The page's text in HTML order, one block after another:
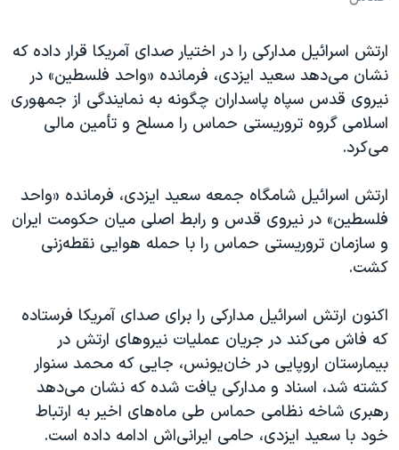
آرشیو پخش زنده
مجموعه مستندهای دادخواهی
دادگاه حمید نوری
چهل سال گروگان‌گیری
قانون شفافیت دارائی کادر رهبری ایران
اسرائیل در جنگ
نرگس محمدی برنده جایزه نوبل صلح
سفر پرزیدنت ترامپ به چین
ارتش اسرائیل مدارکی را در اختیار صدای آمریکا قرار داده که
نشان می‌دهد سعید ایزدی، فرمانده «واحد فلسطین» در
نیروی قدس سپاه پاسداران چگونه به نمایندگی از جمهوری
اسلامی گروه تروریستی حماس را مسلح و تأمین مالی
می‌کرد.
ارتش اسرائیل شامگاه جمعه سعید ایزدی، فرمانده «واحد
فلسطین» در نیروی قدس و رابط اصلی میان حکومت ایران
و سازمان تروریستی حماس را با حمله هوایی نقطه‌زنی
کشت.
اکنون ارتش اسرائیل مدارکی را برای صدای آمریکا فرستاده
که فاش می‌کند در جریان عملیات نیروهای ارتش در
بیمارستان اروپایی در خان‌یونس، جایی که محمد سنوار
کشته شد، اسناد و مدارکی یافت شده که نشان می‌دهد
رهبری شاخه نظامی حماس طی ماه‌های اخیر به ارتباط
خود با سعید ایزدی، حامی ایرانی‌اش ادامه داده است.